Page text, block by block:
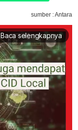
sumber : Antara
Baca selengkapnya